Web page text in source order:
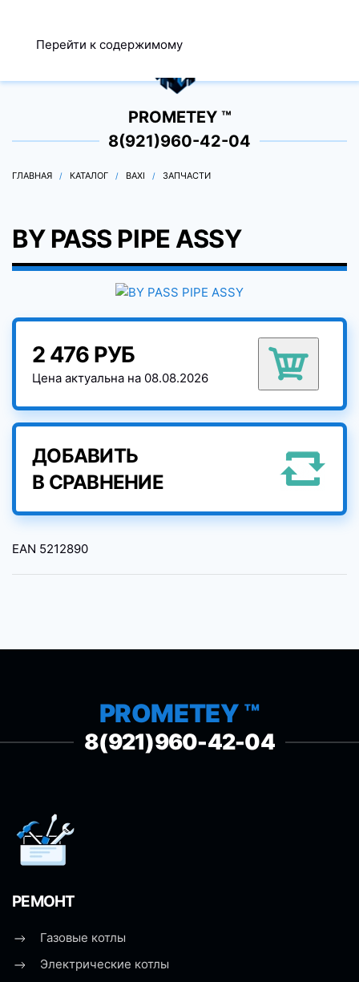
Перейти к содержимому
0
PROMETEY ™
8(921)960-42-04
ГЛАВНАЯ КАТАЛОГ BAXI ЗАПЧАСТИ
BY PASS PIPE ASSY
2 476 РУБ
Цена актуальна на 08.08.2026
ДОБАВИТЬ
В СРАВНЕНИЕ
EAN 5212890
PROMETEY ™
8(921)960-42-04
РЕМОНТ
Газовые котлы
Электрические котлы